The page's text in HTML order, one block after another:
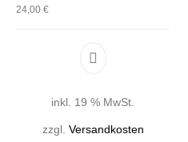
24,00 €
inkl. 19 % MwSt.
zzgl. Versandkosten